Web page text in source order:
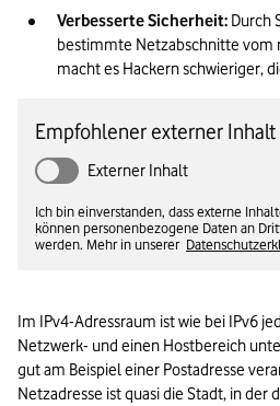
Verbesserte Sicherheit: Durch
bestimmte Netzabschnitte vom
macht es Hackern schwieriger,
Empfohlener externer Inhalt
Externer Inhalt
Ich bin einverstanden, dass externe
können personenbezogene Daten an
werden. Mehr in unserer
Im IPv4-Adressraum ist wie bei IPv6
Netzwerk- und einen Hostbereich
gut am Beispiel einer Postadresse
Netzadresse ist quasi die Stadt, in der